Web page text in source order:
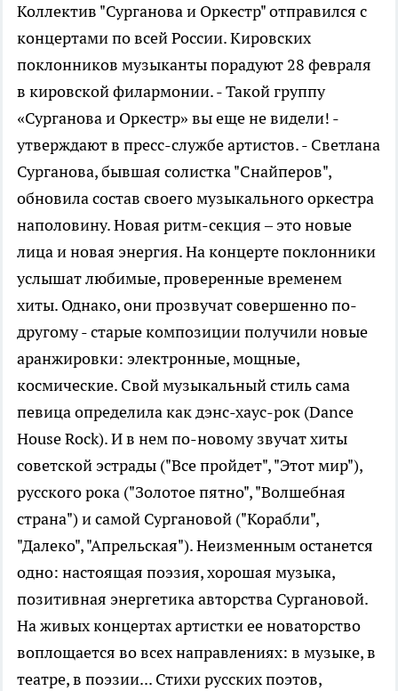
Коллектив "Сурганова и Оркестр" отправился с
концертами по всей России. Кировских
поклонников музыканты порадуют 28 февраля
в кировской филармонии.- Такой группу
«Сурганова и Оркестр» вы еще не видели! -
утверждают в пресс-службе артистов. - Светлана
Сурганова, бывшая солистка "Снайперов",
обновила состав своего музыкального оркестра
наполовину. Новая ритм-секция – это новые
лица и новая энергия. На концерте поклонники
услышат любимые, проверенные временем
хиты. Однако, они прозвучат совершенно по-
другому - старые композиции получили новые
аранжировки: электронные, мощные,
космические. Свой музыкальный стиль сама
певица определила как дэнс-хаус-рок (Dance
House Rock). И в нем по-новому звучат хиты
советской эстрады ("Все пройдет", "Этот мир"),
русского рока ("Золотое пятно", "Волшебная
страна") и самой Сургановой ("Корабли",
"Далеко", "Апрельская"). Неизменным останется
одно: настоящая поэзия, хорошая музыка,
позитивная энергетика авторства Сургановой.
На живых концертах артистки ее новаторство
воплощается во всех направлениях: в музыке, в
театре, в поэзии... Стихи русских поэтов,